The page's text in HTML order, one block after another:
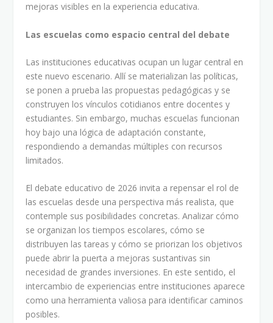
mejoras visibles en la experiencia educativa.
Las escuelas como espacio central del debate
Las instituciones educativas ocupan un lugar central en
este nuevo escenario. Allí se materializan las políticas,
se ponen a prueba las propuestas pedagógicas y se
construyen los vínculos cotidianos entre docentes y
estudiantes. Sin embargo, muchas escuelas funcionan
hoy bajo una lógica de adaptación constante,
respondiendo a demandas múltiples con recursos
limitados.
El debate educativo de 2026 invita a repensar el rol de
las escuelas desde una perspectiva más realista, que
contemple sus posibilidades concretas. Analizar cómo
se organizan los tiempos escolares, cómo se
distribuyen las tareas y cómo se priorizan los objetivos
puede abrir la puerta a mejoras sustantivas sin
necesidad de grandes inversiones. En este sentido, el
intercambio de experiencias entre instituciones aparece
como una herramienta valiosa para identificar caminos
posibles.